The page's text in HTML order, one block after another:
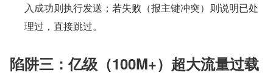
入成功则执行发送；若失败（报主键冲突）则说明已处
理过，直接跳过。
陷阱三：亿级（100M+）超大流量过载